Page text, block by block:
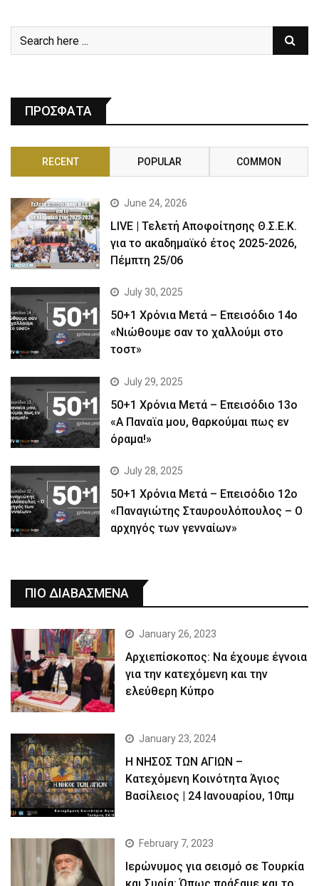
ΠΡΟΣΦΑΤΑ
RECENT POPULAR COMMON
June 24, 2026
LIVE | Τελετή Αποφοίτησης Θ.Σ.Ε.Κ.
για το ακαδημαϊκό έτος 2025-2026,
Πέμπτη 25/06
July 30, 2025
50+1 Χρόνια Μετά – Επεισόδιο 14ο
«Νιώθουμε σαν το χαλλούμι στο
τοστ»
July 29, 2025
50+1 Χρόνια Μετά – Επεισόδιο 13ο
«Α Παναϊα μου, θαρκούμαι πως εν
όραμα!»
July 28, 2025
50+1 Χρόνια Μετά – Επεισόδιο 12ο
«Παναγιώτης Σταυρουλόπουλος – Ο
αρχηγός των γενναίων»
ΠΙΟ ΔΙΑΒΑΣΜΕΝΑ
January 26, 2023
Αρχιεπίσκοπος: Να έχουμε έγνοια
για την κατεχόμενη και την
ελεύθερη Κύπρο
January 23, 2024
Η ΝΗΣΟΣ ΤΩΝ ΑΓΙΩΝ –
Κατεχόμενη Κοινότητα Άγιος
Βασίλειος | 24 Ιανουαρίου, 10πμ
February 7, 2023
Ιερώνυμος για σεισμό σε Τουρκία